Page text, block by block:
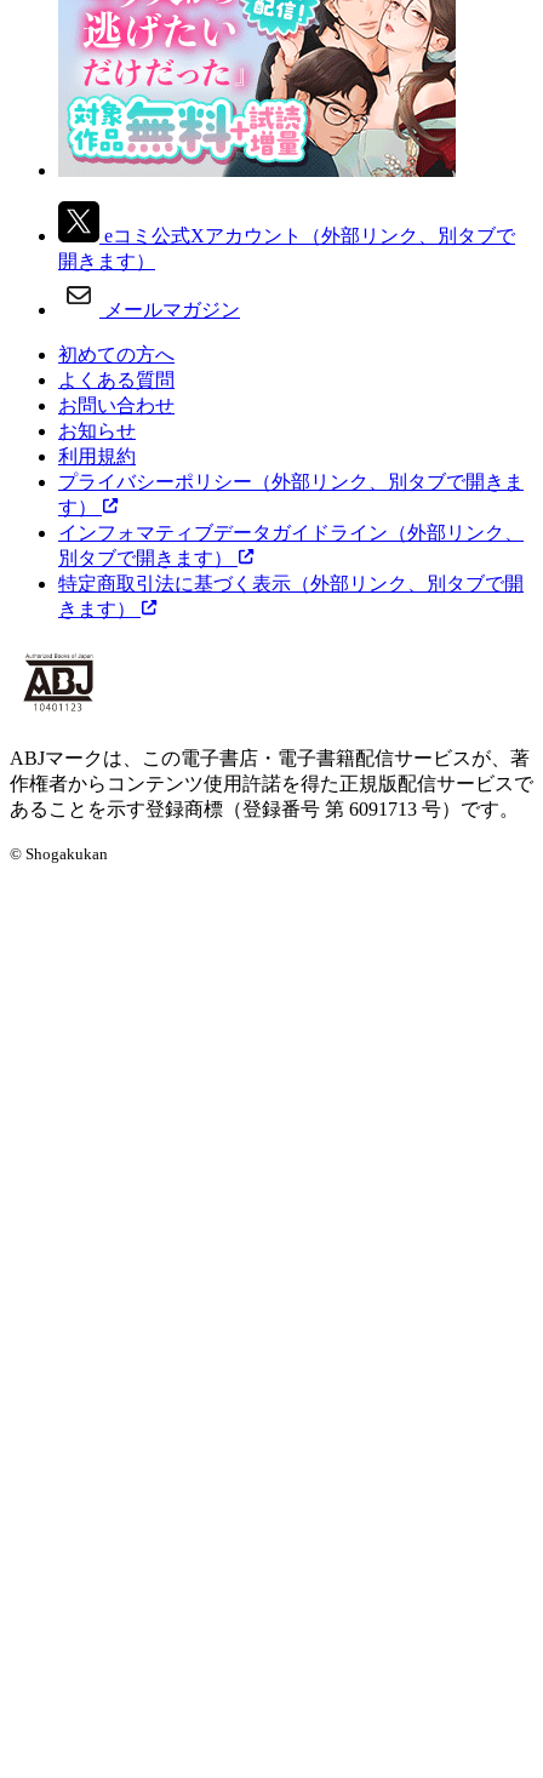
eコミ公式Xアカウント
（外部リンク、別タブで
開きます）
メールマガジン
初めての方へ
よくある質問
お問い合わせ
お知らせ
利用規約
プライバシーポリシー （外部リンク、別タブで開きま
す）
インフォマティブデータガイドライン （外部リンク、
別タブで開きます）
特定商取引法に基づく表示 （外部リンク、別タブで開
きます）
ABJマークは、この電子書店・電子書籍配信サービスが、著
作権者からコンテンツ使用許諾を得た正規版配信サービスで
あることを示す登録商標（登録番号 第 6091713 号）です。
© Shogakukan